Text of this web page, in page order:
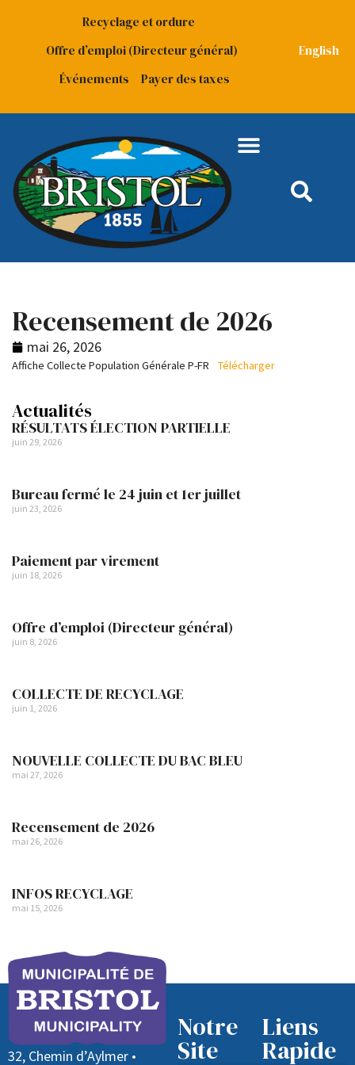
Recyclage et ordure
Offre d’emploi (Directeur général)
Événements
Payer des taxes
English
Recensement de 2026
mai 26, 2026
Affiche Collecte Population Générale P-FR Télécharger
Actualités
RÉSULTATS ÉLECTION PARTIELLE
juin 29, 2026
Bureau fermé le 24 juin et 1er juillet
juin 23, 2026
Paiement par virement
juin 18, 2026
Offre d’emploi (Directeur général)
juin 8, 2026
COLLECTE DE RECYCLAGE
juin 1, 2026
NOUVELLE COLLECTE DU BAC BLEU
mai 27, 2026
Recensement de 2026
mai 26, 2026
INFOS RECYCLAGE
mai 15, 2026
32, Chemin d’Aylmer •
Notre
Site
Liens
Rapide